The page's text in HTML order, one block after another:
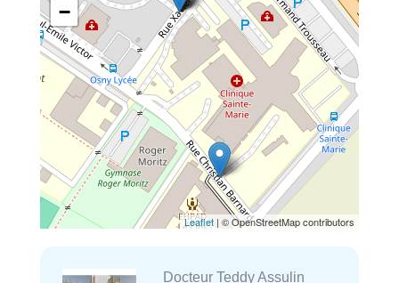
−
Leaflet | © OpenStreetMap contributors
Docteur Teddy Assulin